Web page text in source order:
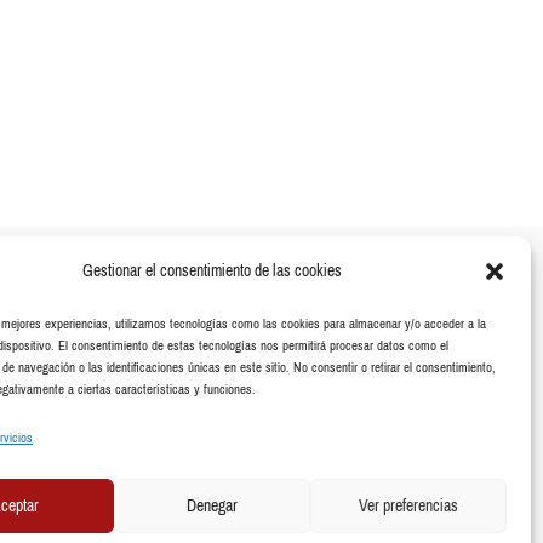
Gestionar el consentimiento de las cookies
experiencias, utilizamos tecnologías como las cookies para almacenar y/o acceder a la
El consentimiento de estas tecnologías nos permitirá procesar datos como el
navegación o las identificaciones únicas en este sitio. No consentir o retirar el consentimiento,
a ciertas características y funciones.
Denegar Ver preferencias
Aviso Legal
Política de privacidad